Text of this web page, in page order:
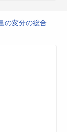
の変分の総合